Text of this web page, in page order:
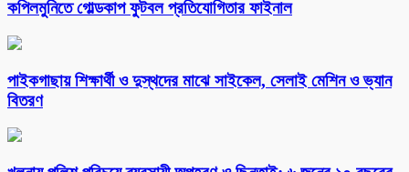
কপিলমুনিতে গোল্ডকাপ ফুটবল প্রতিযোগিতার ফাইনাল
পাইকগাছায় শিক্ষার্থী ও দুস্থদের মাঝে সাইকেল, সেলাই মেশিন ও ভ্যান
বিতরণ